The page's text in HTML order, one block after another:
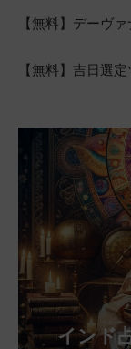
【無料】デーヴ
【無料】吉日選
インド